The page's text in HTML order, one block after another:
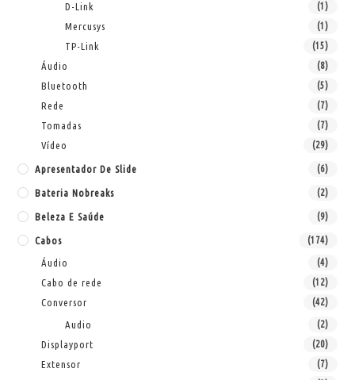
D-Link (1)
Mercusys (1)
TP-Link (15)
Áudio (8)
Bluetooth (5)
Rede (7)
Tomadas (7)
Vídeo (29)
Apresentador De Slide (6)
Bateria Nobreaks (2)
Beleza E Saúde (9)
Cabos (174)
Áudio (4)
Cabo de rede (12)
Conversor (42)
Audio (2)
Displayport (20)
Extensor (7)